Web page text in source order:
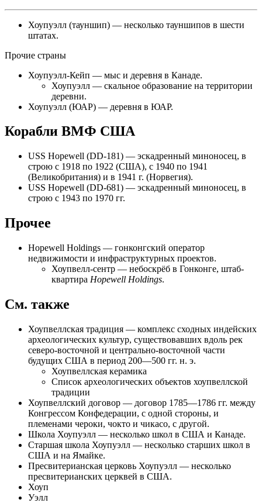
Хоупуэлл (тауншип) — несколько тауншипов в шести
штатах.
Прочие страны
Хоупуэлл-Кейп — мыс и деревня в Канаде.
Хоупуэлл — скальное образование на территории
деревни.
Хоупуэлл (ЮАР) — деревня в ЮАР.
Корабли ВМФ США
USS Hopewell (DD-181) — эскадренный миноносец, в
строю с 1918 по 1922 (США), с 1940 по 1941
(Великобритания) и в 1941 г. (Норвегия).
USS Hopewell (DD-681) — эскадренный миноносец, в
строю с 1943 по 1970 гг.
Прочее
Hopewell Holdings — гонконгский оператор
недвижимости и инфраструктурных проектов.
Хоупвелл-сентр — небоскрёб в Гонконге, штаб-
квартира Hopewell Holdings.
См. также
Хоупвеллская традиция — комплекс сходных индейских
археологических культур, существовавших вдоль рек
северо-восточной и центрально-восточной части
будущих США в период 200—500 гг. н. э.
Хоупвеллская керамика
Список археологических объектов хоупвеллской
традиции
Хоупвеллский договор — договор 1785—1786 гг. между
Конгрессом Конфедерации, с одной стороны, и
племенами чероки, чокто и чикасо, с другой.
Школа Хоупуэлл — несколько школ в США и Канаде.
Старшая школа Хоупуэлл — несколько старших школ в
США и на Ямайке.
Пресвитерианская церковь Хоупуэлл — несколько
пресвитерианских церквей в США.
Хоуп
Уэлл